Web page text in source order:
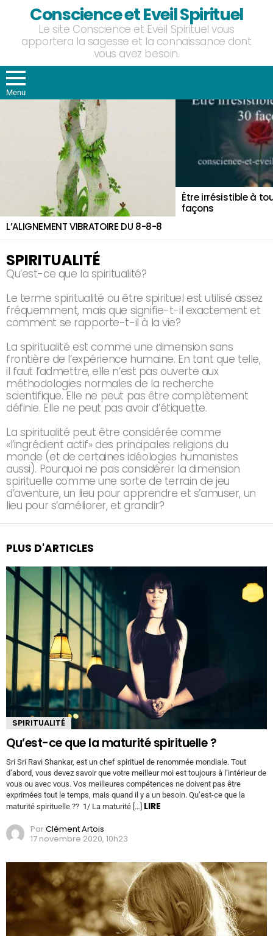
Conscience et Eveil Spirituel
Le site Conscience et Eveil Spirituel vous
apportera la sagesse et la connaissance dont
vous avez besoin.
Menu
L’ALIGNEMENT VIBRATOIRE DU 8-8-8
Être irrésistible à
façons
SPIRITUALITÉ
Qu’est-ce que la spiritualité?
Le terme spiritualité ou être spirituel est utilisé assez
fréquemment, mais que signifie-t-il exactement et
comment se rapporte-t-il à la vie?
La spiritualité est comme une dimension sans
frontière de l’expérience humaine. En tant que telle,
il faut l’admettre, elle n’est pas ouverte aux
méthodologies normales de la recherche
scientifique. Elle ne peut pas être complètement
définie. Elle ne peut pas avoir d’étiquette.
La spiritualité peut être considérée comme
«l’ingrédient actif» des principales religions du
monde (et de certaines idéologies humanistes
aussi). Pourquoi ne pas considérer la dimension
spirituelle comme une sorte de terrain de jeu
d’aventure, un lieu pour apprendre et s’amuser, un
lieu pour s’améliorer, et grandir?
PLUS D'ARTICLES
SPIRITUALITÉ
Qu’est-ce que la maturité spirituelle ?
Sri Sri Ravi Shankar, est un chef spirituel de renommée mondiale. Tout
d’abord, vous devez savoir que votre meilleur moi est toujours à l’intérieur de
vous ou avec vous. Vos meilleures compétences ne doivent pas être
exprimées tout le temps, mais quand il y a un besoin. Qu’est-ce que la
maturité spirituelle ?? 1/ La maturité […] LIRE
ParClément Artois
17 novembre 2020, 10h23